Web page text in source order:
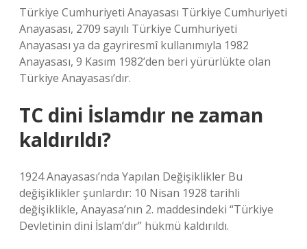
Türkiye Cumhuriyeti Anayasası Türkiye Cumhuriyeti
Anayasası, 2709 sayılı Türkiye Cumhuriyeti
Anayasası ya da gayriresmî kullanımıyla 1982
Anayasası, 9 Kasım 1982’den beri yürürlükte olan
Türkiye Anayasası’dır.
TC dini İslamdır ne zaman
kaldırıldı?
1924 Anayasası’nda Yapılan Değişiklikler Bu
değişiklikler şunlardır: 10 Nisan 1928 tarihli
değişiklikle, Anayasa’nın 2. maddesindeki “Türkiye
Devletinin dini İslam’dır” hükmü kaldırıldı.